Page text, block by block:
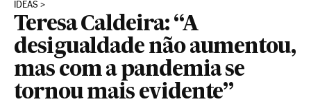
IDEAS
Teresa Caldeira: “A
desigualdade não aumentou,
mas com a pandemia se
tornou mais evidente”